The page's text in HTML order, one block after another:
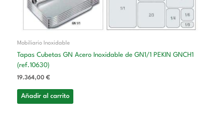
Mobiliario Inoxidable
Tapas Cubetas GN Acero Inoxidable de GN1/1 PEKIN GNCH1
(ref.10630)
19.364,00 €
Añadir al carrito